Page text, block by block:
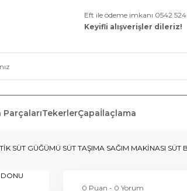
Eft ile ödeme imkanı 0542
Keyifli alışverişler dileriz!
ParçalarıTekerlerÇapaİlaçlama
SÜT GÜĞÜMÜ SÜT TAŞIMA SAĞIM MAKİNASI SÜT
0 Puan - 0 Yorum